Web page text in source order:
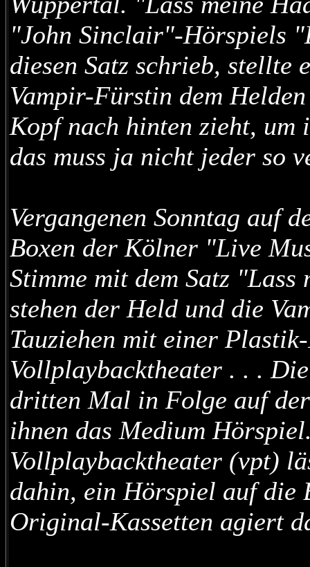
"John Sinclair"-Hörspiels
diesen Satz schrieb,
Vampir-Fürstin dem
Kopf nach hinten zieht, um
das muss ja nicht jeder so
Vergangenen Sonntag auf
Boxen der Kölner "Live
Stimme mit dem Satz
stehen der Held und die
Tauziehen mit einer
Vollplaybacktheater . . .
dritten Mal in Folge auf
ihnen das Medium
Vollplaybacktheater (vpt)
dahin, ein Hörspiel auf die
Original-Kassetten agiert